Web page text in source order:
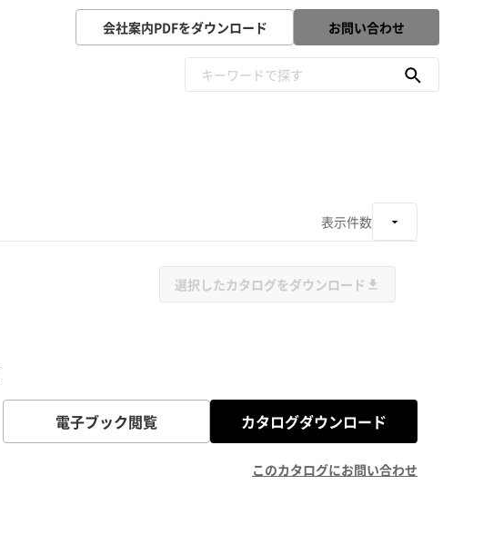
会社案内PDFをダウンロード お問い合わせ
表示件数
選択したカタログをダウンロード
電子ブック閲覧 カタログダウンロード
このカタログにお問い合わせ